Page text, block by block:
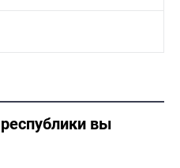
вы